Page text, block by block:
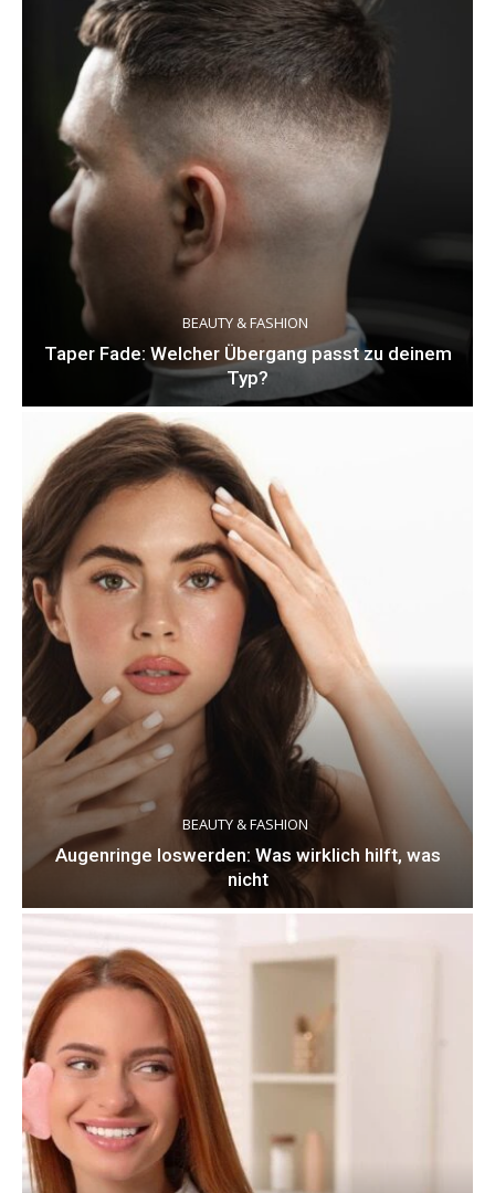
BEAUTY & FASHION
Taper Fade: Welcher Übergang passt zu deinem
Typ?
BEAUTY & FASHION
Augenringe loswerden: Was wirklich hilft, was
nicht